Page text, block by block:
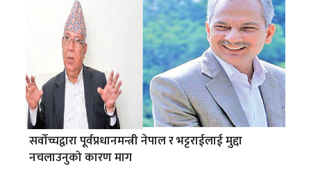
सर्वोच्चद्वारा पूर्वप्रधानमन्त्री नेपाल र भट्टराईलाई मुद्दा
नचलाउनुको कारण माग